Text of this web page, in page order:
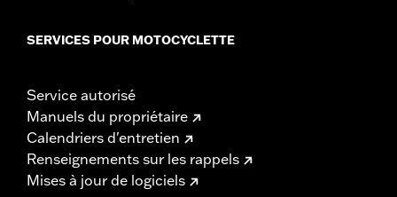
SERVICES POUR MOTOCYCLETTE
Service autorisé
Manuels du propriétaire
Calendriers d'entretien
Renseignements sur les rappels
Mises à jour de logiciels